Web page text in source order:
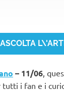
– 11/06 ,
tutti i fan e i